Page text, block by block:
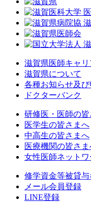
滋賀県医師キャ
滋賀県について
各種お知らせ及び
ドクターバンク
研修医・医師の
医学生の皆さまへ
中高生の皆さまへ
医療機関の皆さ
女性医師ネット
修学資金等被貸与
メール会員登録
LINE登録